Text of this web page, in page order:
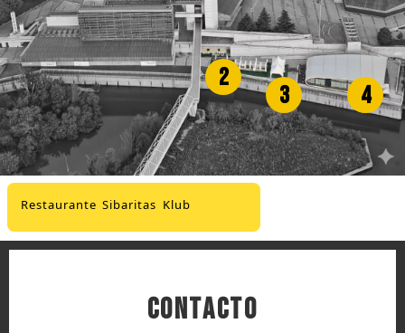
2
3 4
Restaurante Sibaritas Klub
Contacto